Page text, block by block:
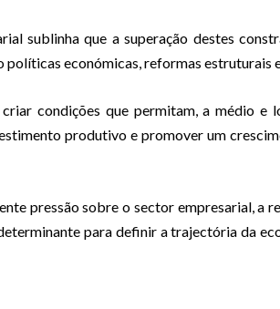
sublinha que a superação destes
políticas económicas, reformas estruturais
condições que permitam, a médio e
produtivo e promover um
pressão sobre o sector empresarial, a
para definir a trajectória da